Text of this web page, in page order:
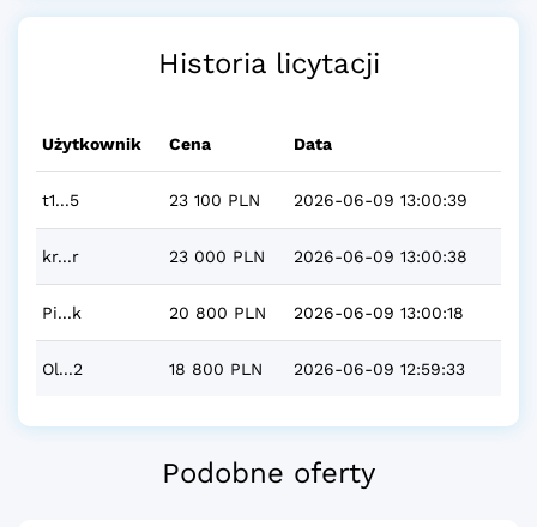
Historia licytacji
Użytkownik Cena Data
t1...5 23 100 PLN 2026-06-09 13:00:39
kr...r 23 000 PLN 2026-06-09 13:00:38
Pi...k 20 800 PLN 2026-06-09 13:00:18
Ol...2 18 800 PLN 2026-06-09 12:59:33
Podobne oferty